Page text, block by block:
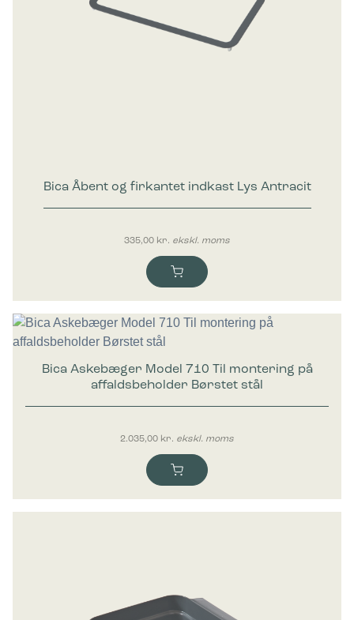
Bica Åbent og firkantet indkast Lys Antracit
335,00 kr. ekskl. moms
Bica Askebæger Model 710 Til montering på
affaldsbeholder Børstet stål
2.035,00 kr. ekskl. moms